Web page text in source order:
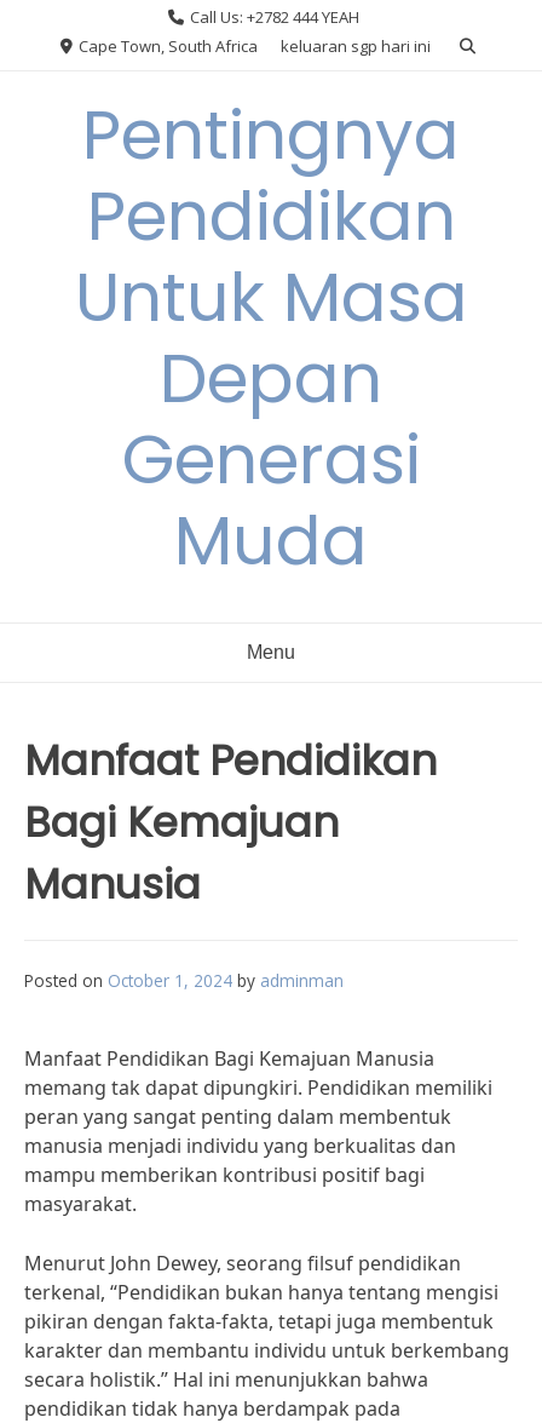
Call Us: +2782 444 YEAH
Cape Town, South Africa
keluaran sgp hari ini
Pentingnya
Pendidikan
Untuk Masa
Depan
Generasi
Muda
Menu
Manfaat Pendidikan
Bagi Kemajuan
Manusia
Posted on October 1, 2024 by adminman
Manfaat Pendidikan Bagi Kemajuan Manusia
memang tak dapat dipungkiri. Pendidikan memiliki
peran yang sangat penting dalam membentuk
manusia menjadi individu yang berkualitas dan
mampu memberikan kontribusi positif bagi
masyarakat.
Menurut John Dewey, seorang filsuf pendidikan
terkenal, “Pendidikan bukan hanya tentang mengisi
pikiran dengan fakta-fakta, tetapi juga membentuk
karakter dan membantu individu untuk berkembang
secara holistik.” Hal ini menunjukkan bahwa
pendidikan tidak hanya berdampak pada